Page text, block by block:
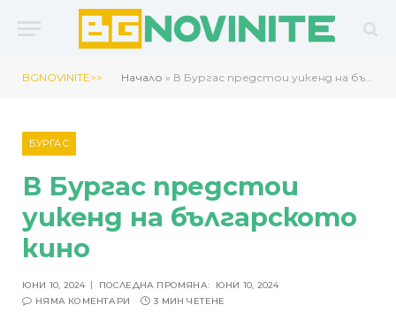
BGNOVINITE>> Начало » В Бургас предстои уикенд на българското кино
БУРГАС
В Бургас предстои
уикенд на българското
кино
ЮНИ 10, 2024 ПОСЛЕДНА ПРОМЯНА:
ЮНИ 10, 2024
НЯМА КОМЕНТАРИ
3 МИН ЧЕТЕНЕ